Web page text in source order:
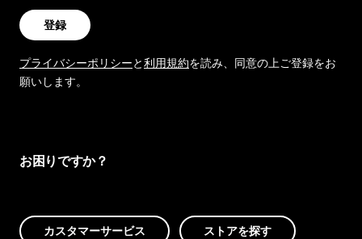
登録
プライバシーポリシーと利用規約を読み、同意の上ご登録をお
願いします。
お困りですか？
カスタマーサービス ストアを探す